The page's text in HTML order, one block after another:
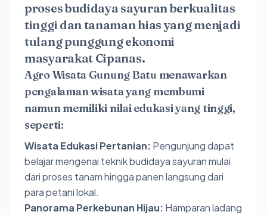
proses budidaya sayuran berkualitas
tinggi dan tanaman hias yang menjadi
tulang punggung ekonomi
masyarakat Cipanas.
Agro Wisata Gunung Batu menawarkan
pengalaman wisata yang membumi
namun memiliki nilai edukasi yang tinggi,
seperti:
Wisata Edukasi Pertanian: Pengunjung dapat
belajar mengenai teknik budidaya sayuran mulai
dari proses tanam hingga panen langsung dari
para petani lokal.
Panorama Perkebunan Hijau: Hamparan ladang